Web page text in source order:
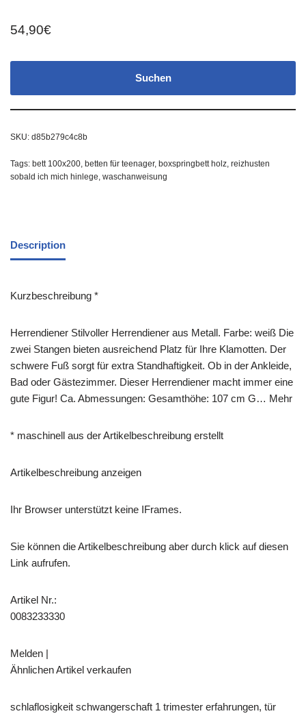
54,90€
Suchen
SKU: d85b279c4c8b
Tags: bett 100x200, betten für teenager, boxspringbett holz, reizhusten
sobald ich mich hinlege, waschanweisung
Description
Kurzbeschreibung *
Herrendiener Stilvoller Herrendiener aus Metall. Farbe: weiß Die
zwei Stangen bieten ausreichend Platz für Ihre Klamotten. Der
schwere Fuß sorgt für extra Standhaftigkeit. Ob in der Ankleide,
Bad oder Gästezimmer. Dieser Herrendiener macht immer eine
gute Figur! Ca. Abmessungen: Gesamthöhe: 107 cm G… Mehr
* maschinell aus der Artikelbeschreibung erstellt
Artikelbeschreibung anzeigen
Ihr Browser unterstützt keine IFrames.
Sie können die Artikelbeschreibung aber durch klick auf diesen
Link aufrufen.
Artikel Nr.:
0083233330
Melden |
Ähnlichen Artikel verkaufen
schlaflosigkeit schwangerschaft 1 trimester erfahrungen, tür